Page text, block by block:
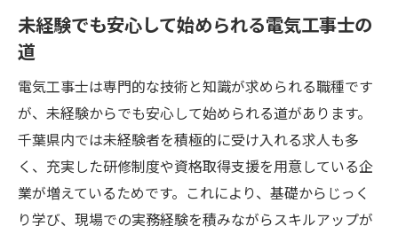
未経験でも安心して始められる電気工事士の
道
電気工事士は専門的な技術と知識が求められる職種です
が、未経験からでも安心して始められる道があります。
千葉県内では未経験者を積極的に受け入れる求人も多
く、充実した研修制度や資格取得支援を用意している企
業が増えているためです。これにより、基礎からじっく
り学び、現場での実務経験を積みながらスキルアップが